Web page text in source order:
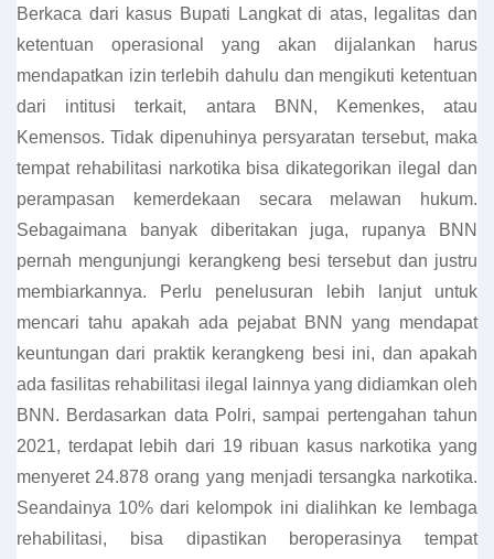
Berkaca dari kasus Bupati Langkat di atas, legalitas dan
ketentuan operasional yang akan dijalankan harus
mendapatkan izin terlebih dahulu dan mengikuti ketentuan
dari intitusi terkait, antara BNN, Kemenkes, atau
Kemensos. Tidak dipenuhinya persyaratan tersebut, maka
tempat rehabilitasi narkotika bisa dikategorikan ilegal dan
perampasan kemerdekaan secara melawan hukum.
Sebagaimana banyak diberitakan juga, rupanya BNN
pernah mengunjungi kerangkeng besi tersebut dan justru
membiarkannya. Perlu penelusuran lebih lanjut untuk
mencari tahu apakah ada pejabat BNN yang mendapat
keuntungan dari praktik kerangkeng besi ini, dan apakah
ada fasilitas rehabilitasi ilegal lainnya yang didiamkan oleh
BNN. Berdasarkan data Polri, sampai pertengahan tahun
2021, terdapat lebih dari 19 ribuan kasus narkotika yang
menyeret 24.878 orang yang menjadi tersangka narkotika.
Seandainya 10% dari kelompok ini dialihkan ke lembaga
rehabilitasi, bisa dipastikan beroperasinya tempat